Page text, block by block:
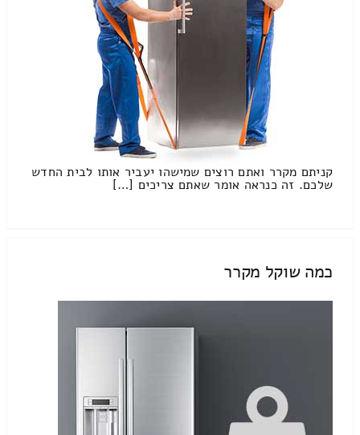
קניתם מקרר ואתם רוצים שמישהו יעביר אותו לבית החדש
שלכם. זה כנראה אומר שאתם צריכים […]
כמה שוקל מקרר